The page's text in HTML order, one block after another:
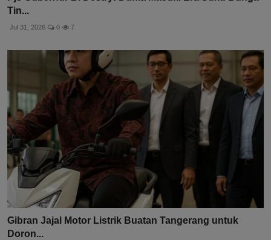
Tin...
Jul 31, 2026 0 7
Gibran Jajal Motor Listrik Buatan Tangerang untuk
Doron...